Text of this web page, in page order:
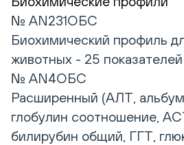
№ AN231ОБС
Биохимический профиль
животных - 25 показателей
№ AN4ОБС
Расширенный (АЛТ,
глобулин соотношение,
билирубин общий, ГГТ,